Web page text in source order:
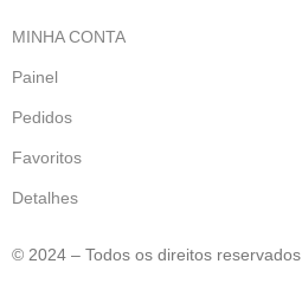
MINHA CONTA
Painel
Pedidos
Favoritos
Detalhes
© 2024 – Todos os direitos reservados